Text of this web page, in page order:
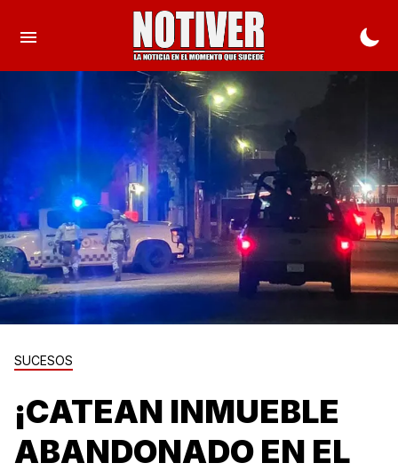
SUCESOS
¡CATEAN INMUEBLE
ABANDONADO EN EL